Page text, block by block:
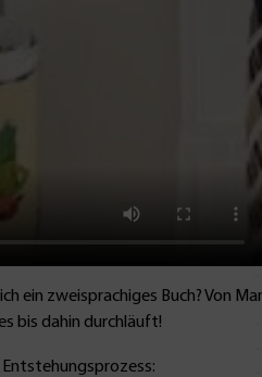
ein zweisprachiges Buch? Von
bis dahin durchläuft!
Entstehungsprozess: